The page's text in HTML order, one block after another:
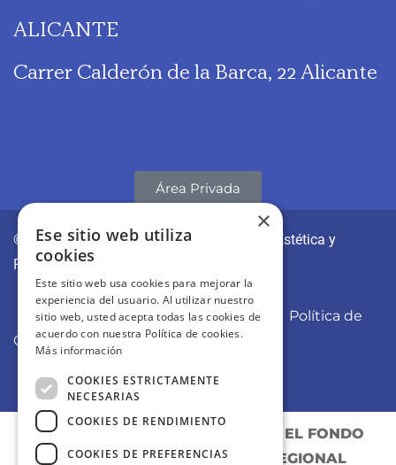
ALICANTE
Carrer Calderón de la Barca, 22 Alicante
Área Privada
© CLÍNICAS REVITAE | Medicina y Cirugía Estética y
Regenerativa
Aviso Legal Política de Privacidad
Política de
Cookies
PROYECTO COFINANCIADO POR EL FONDO
EUROPEO DE DESARROLLO REGIONAL
×
Ese sitio web utiliza
cookies
Este sitio web usa cookies para mejorar la
experiencia del usuario. Al utilizar nuestro
sitio web, usted acepta todas las cookies de
acuerdo con nuestra Política de cookies.
Más información
COOKIES ESTRICTAMENTE
NECESARIAS
COOKIES DE RENDIMIENTO
COOKIES DE PREFERENCIAS